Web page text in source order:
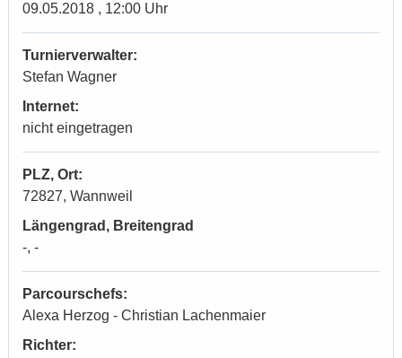
09.05.2018 , 12:00 Uhr
Turnierverwalter:
Stefan Wagner
Internet:
nicht eingetragen
PLZ, Ort:
72827, Wannweil
Längengrad, Breitengrad
-, -
Parcourschefs:
Alexa Herzog - Christian Lachenmaier
Richter: